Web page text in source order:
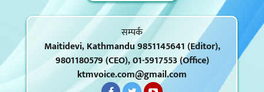
सम्पर्क
Maitidevi, Kathmandu 9851145641 (Editor),
9801180579 (CEO), 01-5917553 (Office)
ktmvoice.com@gmail.com